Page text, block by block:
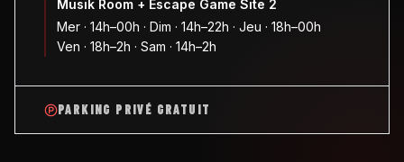
Musik Room + Escape Game Site 2
Mer · 14h–00h · Dim · 14h–22h · Jeu · 18h–00h
Ven · 18h–2h · Sam · 14h–2h
PARKING PRIVÉ GRATUIT